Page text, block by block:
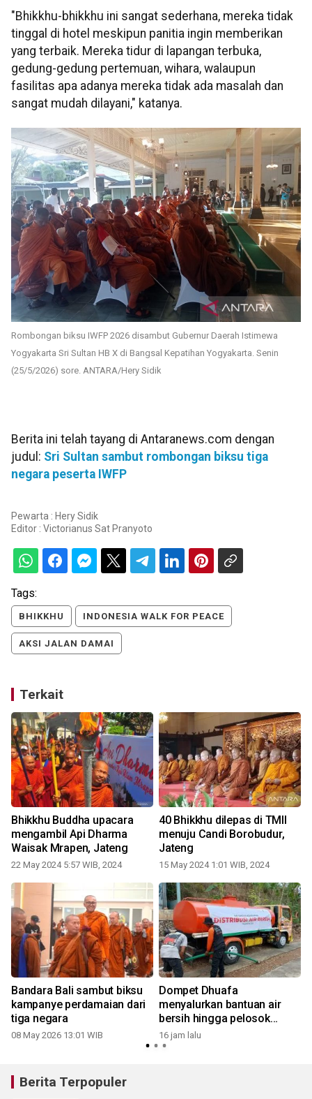
"Bhikkhu-bhikkhu ini sangat sederhana, mereka tidak
tinggal di hotel meskipun panitia ingin memberikan
yang terbaik. Mereka tidur di lapangan terbuka,
gedung-gedung pertemuan, wihara, walaupun
fasilitas apa adanya mereka tidak ada masalah dan
sangat mudah dilayani," katanya.
Rombongan biksu IWFP 2026 disambut Gubernur Daerah Istimewa
Yogyakarta Sri Sultan HB X di Bangsal Kepatihan Yogyakarta. Senin
(25/5/2026) sore. ANTARA/Hery Sidik
Berita ini telah tayang di Antaranews.com dengan
judul: Sri Sultan sambut rombongan biksu tiga
negara peserta IWFP
Pewarta : Hery Sidik
Editor : Victorianus Sat Pranyoto
Tags:
BHIKKHU INDONESIA WALK FOR PEACE
AKSI JALAN DAMAI
Terkait
Bhikkhu Buddha upacara
mengambil Api Dharma
Waisak Mrapen, Jateng
22 May 2024 5:57 WIB, 2024
40 Bhikkhu dilepas di TMII
menuju Candi Borobudur,
Jateng
15 May 2024 1:01 WIB, 2024
Bandara Bali sambut biksu
kampanye perdamaian dari
tiga negara
08 May 2026 13:01 WIB
Dompet Dhuafa
menyalurkan bantuan air
bersih hingga pelosok
Gunungkidul
16 jam lalu
Berita Terpopuler